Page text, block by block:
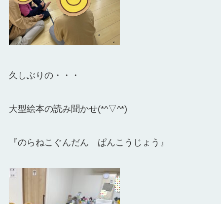
久しぶりの・・・
大型絵本の読み聞かせ(*^▽^*)
『のらねこぐんだん ぱんこうじょう』